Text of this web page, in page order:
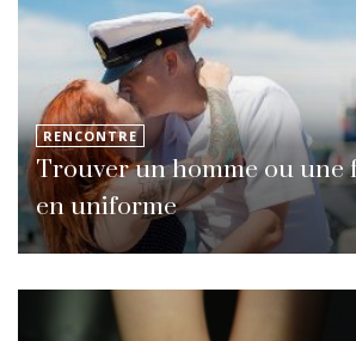
RENCONTRE
Trouver un homme ou une
en uniforme